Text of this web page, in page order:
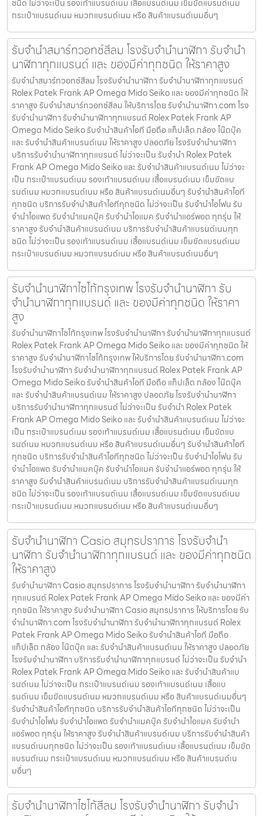
ชนิด ไม่ว่าจะเป็น รองเท้าแบรนด์เนม เสื้อแบรนด์เนม เข็มขัดแบรนด์เนม
กระเป๋าแบรนด์เนม หมวกแบรนด์เนม หรือ สินค้าแบรนด์เนมอื่นๆ
รับจำนำสมาร์ทวอทช์สีลม โรงรับจำนำนาฬิกา รับจำนำ
นาฬิกาทุกแบรนด์ และ ของมีค่าทุกชนิด ให้ราคาสูง
รับจำนำสมาร์ทวอทช์สีลม โรงรับจำนำนาฬิกา รับจำนำนาฬิกาทุกแบรนด์
Rolex Patek Frank AP Omega Mido Seiko และ ของมีค่าทุกชนิด ให้
ราคาสูง รับจำนำสมาร์ทวอทช์สีลม ให้บริการโดย รับจํานํานาฬิกา.com โรง
รับจำนำนาฬิกา รับจำนำนาฬิกาทุกแบรนด์ Rolex Patek Frank AP
Omega Mido Seiko รับจำนำสินค้าไอที มือถือ แท็ปเล็ต กล้อง โน๊ตบุ๊ค
และ รับจำนำสินค้าแบรนด์เนม ให้ราคาสูง ปลอดภัย โรงรับจำนำนาฬิกา
บริการรับจำนำนาฬิกาทุกแบรนด์ ไม่ว่าจะเป็น รับจำนำ Rolex Patek
Frank AP Omega Mido Seiko และ รับจำนำสินค้าแบรนด์เนม ไม่ว่าจะ
เป็น กระเป๋าแบรนด์เนม รองเท้าแบรนด์เนม เสื้อแบรนด์เนม เข็มขัดแบ
รนด์เนม หมวกแบรนด์เนม หรือ สินค้าแบรนด์เนมอื่นๆ รับจำนำสินค้าไอที
ทุกชนิด บริการรับจำนำสินค้าไอทีทุกชนิด ไม่ว่าจะเป็น รับจำนำไอโฟน รับ
จำนำไอแพด รับจำนำแมคบุ๊ค รับจำนำไอแมค รับจำนำแอร์พอต ทุกรุ่น ให้
ราคาสูง รับจำนำสินค้าแบรนด์เนม บริการรับจำนำสินค้าแบรนด์เนมทุก
ชนิด ไม่ว่าจะเป็น รองเท้าแบรนด์เนม เสื้อแบรนด์เนม เข็มขัดแบรนด์เนม
กระเป๋าแบรนด์เนม หมวกแบรนด์เนม หรือ สินค้าแบรนด์เนมอื่นๆ
รับจำนำนาฬิกาไซโก้กรุงเทพ โรงรับจำนำนาฬิกา รับ
จำนำนาฬิกาทุกแบรนด์ และ ของมีค่าทุกชนิด ให้ราคา
สูง
รับจำนำนาฬิกาไซโก้กรุงเทพ โรงรับจำนำนาฬิกา รับจำนำนาฬิกาทุกแบรนด์
Rolex Patek Frank AP Omega Mido Seiko และ ของมีค่าทุกชนิด ให้
ราคาสูง รับจำนำนาฬิกาไซโก้กรุงเทพ ให้บริการโดย รับจํานํานาฬิกา.com
โรงรับจำนำนาฬิกา รับจำนำนาฬิกาทุกแบรนด์ Rolex Patek Frank AP
Omega Mido Seiko รับจำนำสินค้าไอที มือถือ แท็ปเล็ต กล้อง โน๊ตบุ๊ค
และ รับจำนำสินค้าแบรนด์เนม ให้ราคาสูง ปลอดภัย โรงรับจำนำนาฬิกา
บริการรับจำนำนาฬิกาทุกแบรนด์ ไม่ว่าจะเป็น รับจำนำ Rolex Patek
Frank AP Omega Mido Seiko และ รับจำนำสินค้าแบรนด์เนม ไม่ว่าจะ
เป็น กระเป๋าแบรนด์เนม รองเท้าแบรนด์เนม เสื้อแบรนด์เนม เข็มขัดแบ
รนด์เนม หมวกแบรนด์เนม หรือ สินค้าแบรนด์เนมอื่นๆ รับจำนำสินค้าไอที
ทุกชนิด บริการรับจำนำสินค้าไอทีทุกชนิด ไม่ว่าจะเป็น รับจำนำไอโฟน รับ
จำนำไอแพด รับจำนำแมคบุ๊ค รับจำนำไอแมค รับจำนำแอร์พอต ทุกรุ่น ให้
ราคาสูง รับจำนำสินค้าแบรนด์เนม บริการรับจำนำสินค้าแบรนด์เนมทุก
ชนิด ไม่ว่าจะเป็น รองเท้าแบรนด์เนม เสื้อแบรนด์เนม เข็มขัดแบรนด์เนม
กระเป๋าแบรนด์เนม หมวกแบรนด์เนม หรือ สินค้าแบรนด์เนมอื่นๆ
รับจํานํานาฬิกา Casio สมุทรปราการ โรงรับจำนำ
นาฬิกา รับจำนำนาฬิกาทุกแบรนด์ และ ของมีค่าทุกชนิด
ให้ราคาสูง
รับจํานํานาฬิกา Casio สมุทรปราการ โรงรับจำนำนาฬิกา รับจำนำนาฬิกา
ทุกแบรนด์ Rolex Patek Frank AP Omega Mido Seiko และ ของมีค่า
ทุกชนิด ให้ราคาสูง รับจํานํานาฬิกา Casio สมุทรปราการ ให้บริการโดย รับ
จํานํานาฬิกา.com โรงรับจำนำนาฬิกา รับจำนำนาฬิกาทุกแบรนด์ Rolex
Patek Frank AP Omega Mido Seiko รับจำนำสินค้าไอที มือถือ
แท็ปเล็ต กล้อง โน๊ตบุ๊ค และ รับจำนำสินค้าแบรนด์เนม ให้ราคาสูง ปลอดภัย
โรงรับจำนำนาฬิกา บริการรับจำนำนาฬิกาทุกแบรนด์ ไม่ว่าจะเป็น รับจำนำ
Rolex Patek Frank AP Omega Mido Seiko และ รับจำนำสินค้าแบ
รนด์เนม ไม่ว่าจะเป็น กระเป๋าแบรนด์เนม รองเท้าแบรนด์เนม เสื้อแบ
รนด์เนม เข็มขัดแบรนด์เนม หมวกแบรนด์เนม หรือ สินค้าแบรนด์เนมอื่นๆ
รับจำนำสินค้าไอทีทุกชนิด บริการรับจำนำสินค้าไอทีทุกชนิด ไม่ว่าจะเป็น
รับจำนำไอโฟน รับจำนำไอแพด รับจำนำแมคบุ๊ค รับจำนำไอแมค รับจำนำ
แอร์พอต ทุกรุ่น ให้ราคาสูง รับจำนำสินค้าแบรนด์เนม บริการรับจำนำสินค้า
แบรนด์เนมทุกชนิด ไม่ว่าจะเป็น รองเท้าแบรนด์เนม เสื้อแบรนด์เนม เข็มขัด
แบรนด์เนม กระเป๋าแบรนด์เนม หมวกแบรนด์เนม หรือ สินค้าแบรนด์เน
มอื่นๆ
รับจำนำนาฬิกาไซโก้สีลม โรงรับจำนำนาฬิกา รับจำนำ